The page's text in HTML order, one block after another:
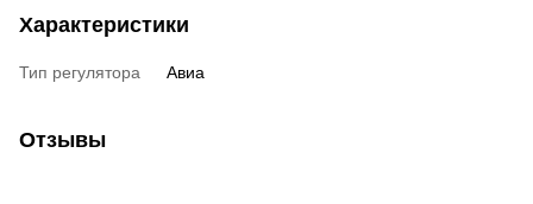
Характеристики
Тип регулятора Авиа
Отзывы